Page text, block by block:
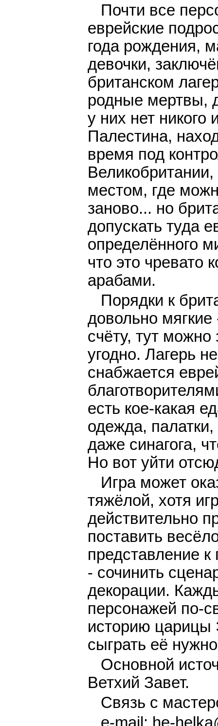
Почти все
еврейские
года рождения,
девочки,
британском
родные мертвы,
у них нет никого
Палестина,
время под
местом, где
заново... но
допускать туда
определённого
что это чревато
арабами.
Порядки к
довольно
счёту, тут
угодно. Лагерь
снабжается
есть кое-какая
одежда,
даже синагога,
Но вот уйти
Игра может
тяжёлой, хотя
действительно
поставить
представление
- сочинить
декорации.
персонажей по-
историю царицы
сыграть её
Основной
Ветхий Завет.
Связь с